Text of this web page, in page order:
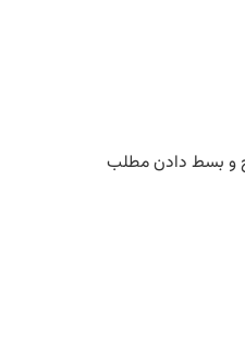
و بسط دادن مطلب